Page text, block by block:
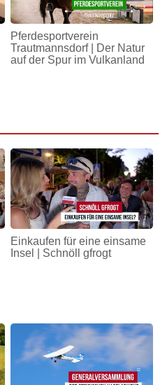
Pferdesportverein
Trautmannsdorf | Der Natur
auf der Spur im Vulkanland
Einkaufen für eine einsame
Insel | Schnöll gfrogt